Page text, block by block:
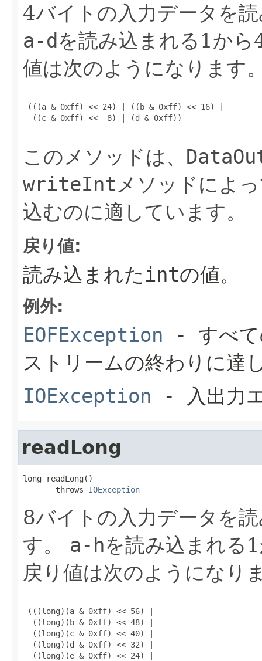
4バイトの入力データを
a-dを読み込まれる1か
値は次のようになります
(((a & 0xff) << 24) | ((b & 0xff) << 16) |
  ((c & 0xff) <<  8) | (d & 0xff))
このメソッドは、
writeInt メソッドによ
込むのに適しています。
戻り値:
読み込まれた intの値。
例外:
EOFException - すべて
ストリームの終わりに達
IOException - 入出力
readLong
long readLong()
       throws
IOException
8バイトの入力データを
す。
a-hを読み込まれる
戻り値は次のようになり
(((long)(a & 0xff) << 56) |
  ((long)(b & 0xff) << 48) |
  ((long)(c & 0xff) << 40) |
  ((long)(d & 0xff) << 32) |
  ((long)(e & 0xff) << 24) |